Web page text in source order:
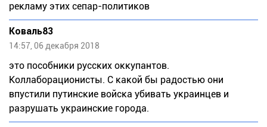
рекламу этих сепар-политиков
Коваль83
14:57, 06 декабря 2018
это пособники русских оккупантов.
Коллаборационисты. С какой бы радостью они
впустили путинские войска убивать украинцев и
разрушать украинские города.